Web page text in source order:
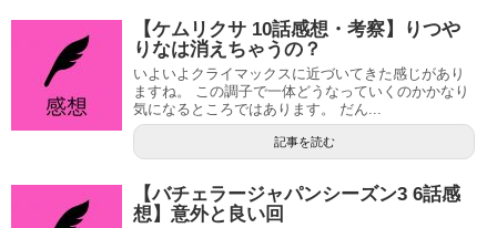
【ケムリクサ 10話感想・考察】りつや
りなは消えちゃうの？
いよいよクライマックスに近づいてきた感じがあり
ますね。 この調子で一体どうなっていくのかかなり
気になるところではあります。 だん...
記事を読む
【バチェラージャパンシーズン3 6話感
想】意外と良い回